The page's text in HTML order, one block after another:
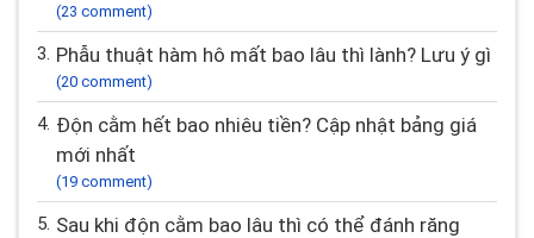
(23 comment)
3. Phẫu thuật hàm hô mất bao lâu thì lành? Lưu ý gì
(20 comment)
4. Độn cằm hết bao nhiêu tiền? Cập nhật bảng giá
mới nhất
(19 comment)
5. Sau khi độn cằm bao lâu thì có thể đánh răng